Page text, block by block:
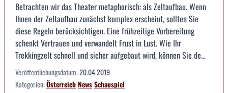
Betrachten wir das Theater metaphorisch: als Zeltaufbau. Wenn
Ihnen der Zeltaufbau zunächst komplex erscheint, sollten Sie
diese Regeln berücksichtigen. Eine frühzeitige Vorbereitung
schenkt Vertrauen und verwandelt Frust in Lust. Wie Ihr
Trekkingzelt schnell und sicher aufgebaut wird, können Sie de...
Veröffentlichungsdatum:20.04.2019
Kategorien:ÖsterreichNewsSchauspiel